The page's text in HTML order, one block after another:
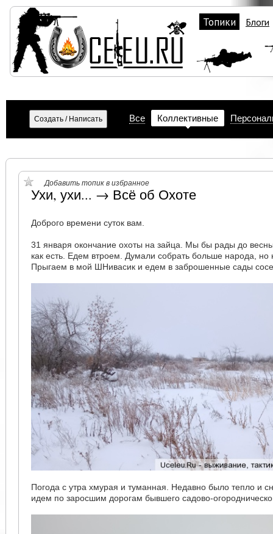
Топики Блоги
Все Коллективные
Добавить топик в избранное
Ухи, ухи... → Всё об Охоте
Доброго времени суток вам.
31 января окончание охоты на зайца. Мы бы рады до
как есть. Едем втроем. Думали собрать больше народа, но
Прыгаем в мой ШНивасик и едем в заброшенные сады
Погода с утра хмурая и туманная. Недавно было тепло и
идем по заросшим дорогам бывшего садово-